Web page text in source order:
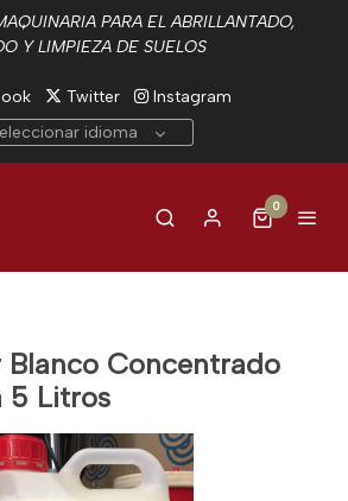
PARA EL ABRILLANTADO,
Y LIMPIEZA DE SUELOS
Twitter
Instagram
idioma
0
Blanco Concentrado
5 Litros